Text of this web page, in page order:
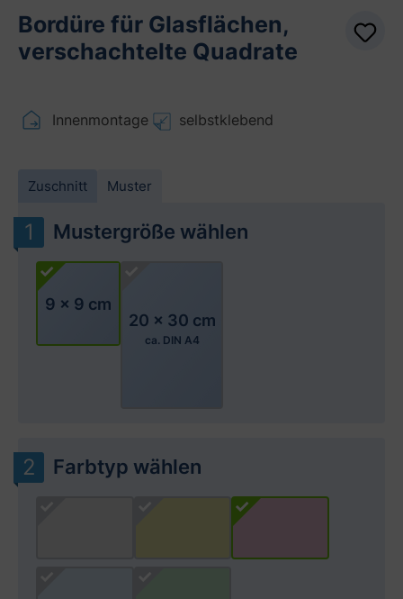
Bordüre für Glasflächen,
verschachtelte Quadrate
Innenmontage selbstklebend
Zuschnitt Muster
Mustergröße wählen
9 x 9 cm
20 x 30 cm
ca. DIN A4
Farbtyp wählen